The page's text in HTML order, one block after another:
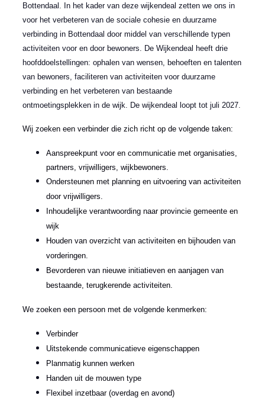
Bottendaal. In het kader van deze wijkendeal zetten we ons in
voor het verbeteren van de sociale cohesie en duurzame
verbinding in Bottendaal door middel van verschillende typen
activiteiten voor en door bewoners. De Wijkendeal heeft drie
hoofddoelstellingen: ophalen van wensen, behoeften en talenten
van bewoners, faciliteren van activiteiten voor duurzame
verbinding en het verbeteren van bestaande
ontmoetingsplekken in de wijk. De wijkendeal loopt tot juli 2027.
Wij zoeken een verbinder die zich richt op de volgende taken:
Aanspreekpunt voor en communicatie met organisaties,
partners, vrijwilligers, wijkbewoners.
Ondersteunen met planning en uitvoering van activiteiten
door vrijwilligers.
Inhoudelijke verantwoording naar provincie gemeente en
wijk
Houden van overzicht van activiteiten en bijhouden van
vorderingen.
Bevorderen van nieuwe initiatieven en aanjagen van
bestaande, terugkerende activiteiten.
We zoeken een persoon met de volgende kenmerken:
Verbinder
Uitstekende communicatieve eigenschappen
Planmatig kunnen werken
Handen uit de mouwen type
Flexibel inzetbaar (overdag en avond)